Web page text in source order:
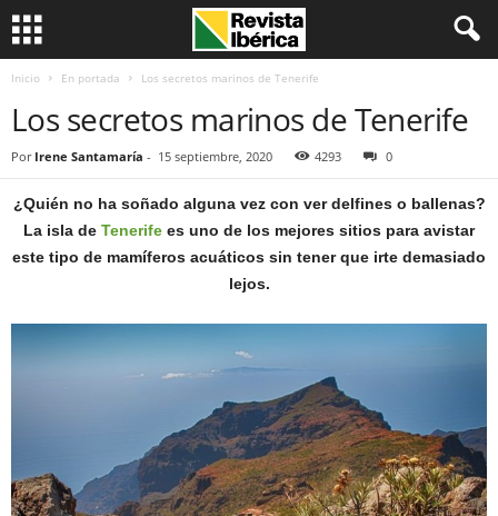
Inicio En portada Los secretos marinos de Tenerife
Los secretos marinos de Tenerife
Por Irene Santamaría - 15 septiembre, 2020 4293 0
¿Quién no ha soñado alguna vez con ver delfines o ballenas?
La isla de Tenerife es uno de los mejores sitios para avistar
este tipo de mamíferos acuáticos sin tener que irte demasiado
lejos.